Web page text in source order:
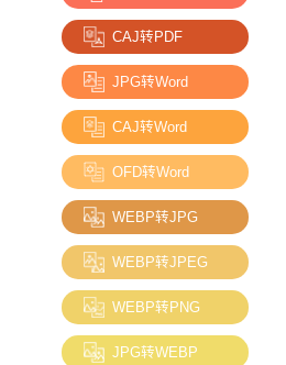
CAJ转PDF
JPG转Word
CAJ转Word
OFD转Word
WEBP转JPG
WEBP转JPEG
WEBP转PNG
JPG转WEBP